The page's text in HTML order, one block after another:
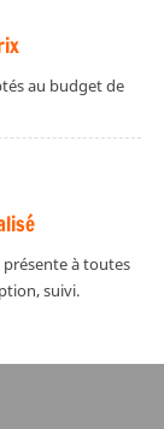
au budget de
à toutes
suivi.